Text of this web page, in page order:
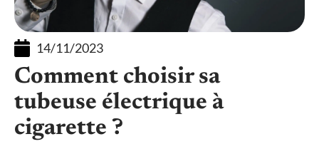
14/11/2023
Comment choisir sa
tubeuse électrique à
cigarette ?